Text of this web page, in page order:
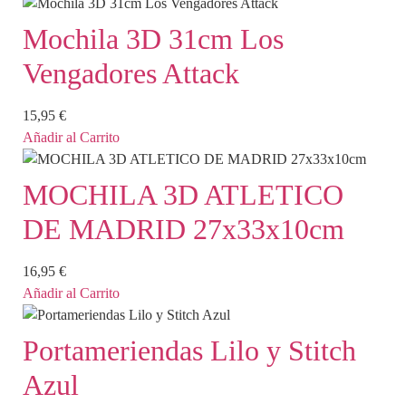
Mochila 3D 31cm Los
Vengadores Attack
15,95 €
Añadir al Carrito
MOCHILA 3D ATLETICO
DE MADRID 27x33x10cm
16,95 €
Añadir al Carrito
Portameriendas Lilo y Stitch
Azul